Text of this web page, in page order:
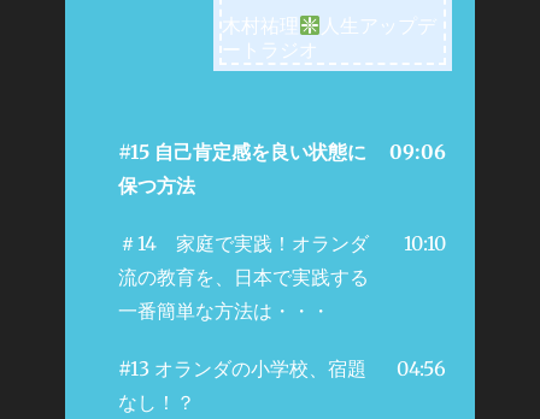
木村祐理
人生アップデ
ートラジオ
#15 自己肯定感を良い状態に
保つ方法
09:06
＃14 家庭で実践！オランダ
流の教育を、日本で実践する
一番簡単な方法は・・・
10:10
#13 オランダの小学校、宿題
なし！？
04:56